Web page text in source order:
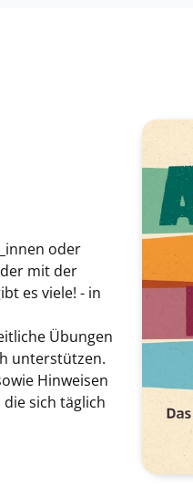
oder
mit der
es viele! - in
Übungen
unterstützen.
Hinweisen
sich täglich